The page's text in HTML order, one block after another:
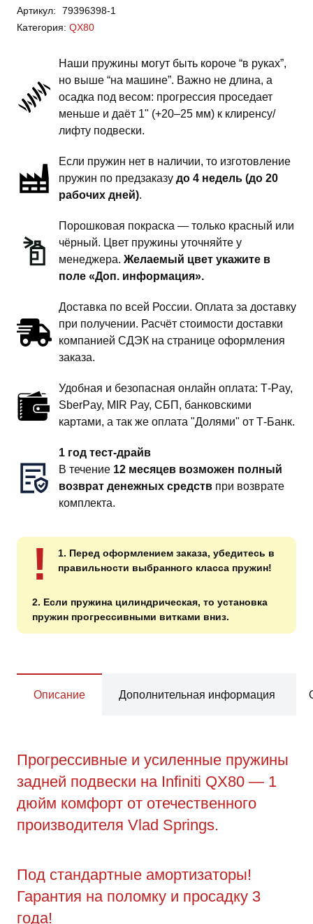
QX80
-
подвески
-
комфорт
Артикул:
79396398-1
Категория: QX80
Наши пружины могут быть короче “в руках”,
но выше “на машине”. Важно не длина, а
осадка под весом: прогрессия проседает
меньше и даёт 1" (+20–25 мм) к клиренсу/
лифту подвески.
Если пружин нет в наличии, то изготовление
пружин по предзаказу до 4 недель (до 20
рабочих дней).
Порошковая покраска — только красный или
чёрный. Цвет пружины уточняйте у
менеджера. Желаемый цвет укажите в
поле «Доп. информация».
Доставка по всей России. Оплата за доставку
при получении. Расчёт стоимости доставки
компанией СДЭК на странице оформления
заказа.
Удобная и безопасная онлайн оплата: T‑Pay,
SberPay, MIR Pay, СБП, банковскими
картами, а так же оплата "Долями" от Т-Банк.
1 год тест-драйв
В течение 12 месяцев возможен полный
возврат денежных средств при возврате
комплекта.
!
1. Перед оформлением заказа, убедитесь в
правильности выбранного класса пружин!
2. Если пружина цилиндрическая, то установка
пружин прогрессивными витками вниз.
Описание Дополнительная информация
Прогрессивные и усиленные пружины
задней подвески на Infiniti QX80 — 1
дюйм комфорт от отечественного
производителя Vlad Springs.
Под стандартные амортизаторы!
Гарантия на поломку и просадку 3
года!